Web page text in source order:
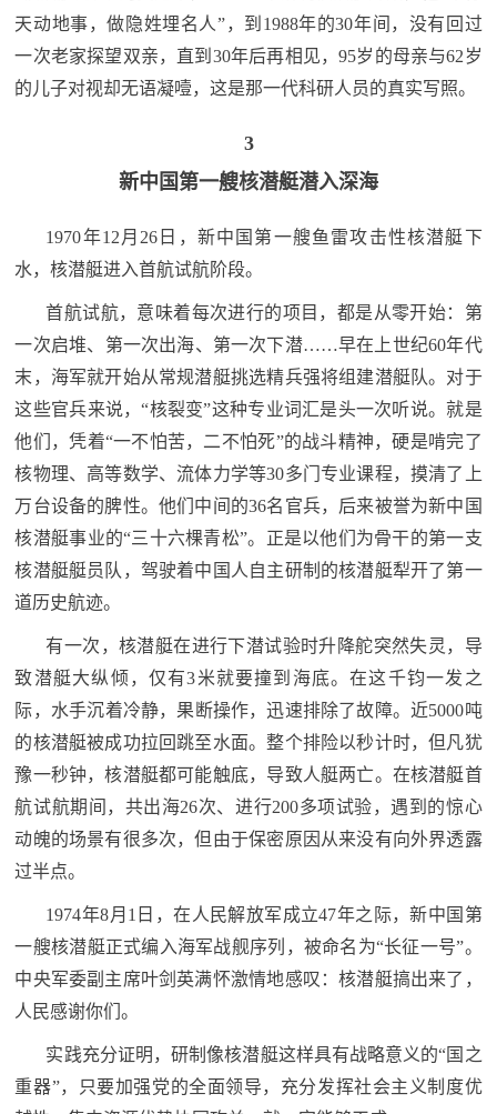
天动地事，做隐姓埋名人”，到1988年的30年间，没有回过
一次老家探望双亲，直到30年后再相见，95岁的母亲与62岁
的儿子对视却无语凝噎，这是那一代科研人员的真实写照。
3
新中国第一艘核潜艇潜入深海
1970年12月26日，新中国第一艘鱼雷攻击性核潜艇下
水，核潜艇进入首航试航阶段。
首航试航，意味着每次进行的项目，都是从零开始：第
一次启堆、第一次出海、第一次下潜……早在上世纪60年代
末，海军就开始从常规潜艇挑选精兵强将组建潜艇队。对于
这些官兵来说，“核裂变”这种专业词汇是头一次听说。就是
他们，凭着“一不怕苦，二不怕死”的战斗精神，硬是啃完了
核物理、高等数学、流体力学等30多门专业课程，摸清了上
万台设备的脾性。他们中间的36名官兵，后来被誉为新中国
核潜艇事业的“三十六棵青松”。正是以他们为骨干的第一支
核潜艇艇员队，驾驶着中国人自主研制的核潜艇犁开了第一
道历史航迹。
有一次，核潜艇在进行下潜试验时升降舵突然失灵，导
致潜艇大纵倾，仅有3米就要撞到海底。在这千钧一发之
际，水手沉着冷静，果断操作，迅速排除了故障。近5000吨
的核潜艇被成功拉回跳至水面。整个排险以秒计时，但凡犹
豫一秒钟，核潜艇都可能触底，导致人艇两亡。在核潜艇首
航试航期间，共出海26次、进行200多项试验，遇到的惊心
动魄的场景有很多次，但由于保密原因从来没有向外界透露
过半点。
1974年8月1日，在人民解放军成立47年之际，新中国第
一艘核潜艇正式编入海军战舰序列，被命名为“长征一号”。
中央军委副主席叶剑英满怀激情地感叹：核潜艇搞出来了，
人民感谢你们。
实践充分证明，研制像核潜艇这样具有战略意义的“国之
重器”，只要加强党的全面领导，充分发挥社会主义制度优